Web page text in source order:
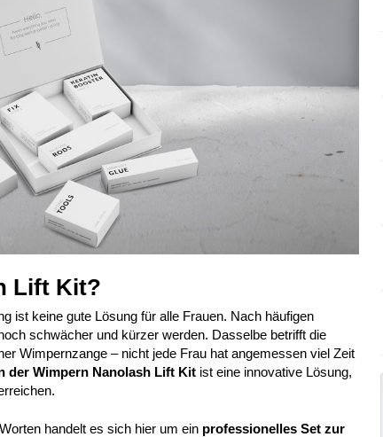
Lift Kit?
ist keine gute Lösung für alle Frauen. Nach häufigen
schwächer und kürzer werden. Dasselbe betrifft die
Wimpernzange – nicht jede Frau hat angemessen viel Zeit
der Wimpern Nanolash Lift Kit ist eine innovative Lösung,
handelt es sich hier um ein professionelles Set zur